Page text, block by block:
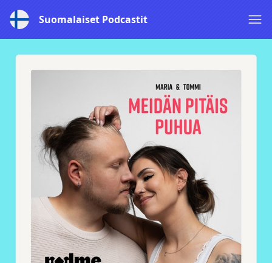
Suomalaiset Podcastit